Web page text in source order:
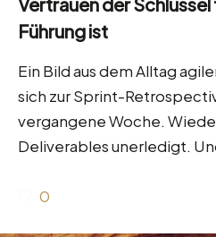
Führung ist
Ein Bild aus dem Alltag
sich zur Sprint-
vergangene Woche.
Deliverables unerledigt.
0